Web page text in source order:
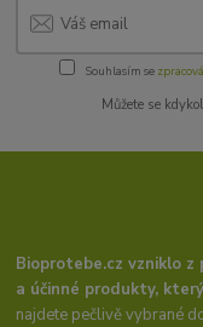
Souhlasím se
Můžete se
Bioprotebe.cz vzniklo
a účinné produkty,
najdete pečlivě vybrané